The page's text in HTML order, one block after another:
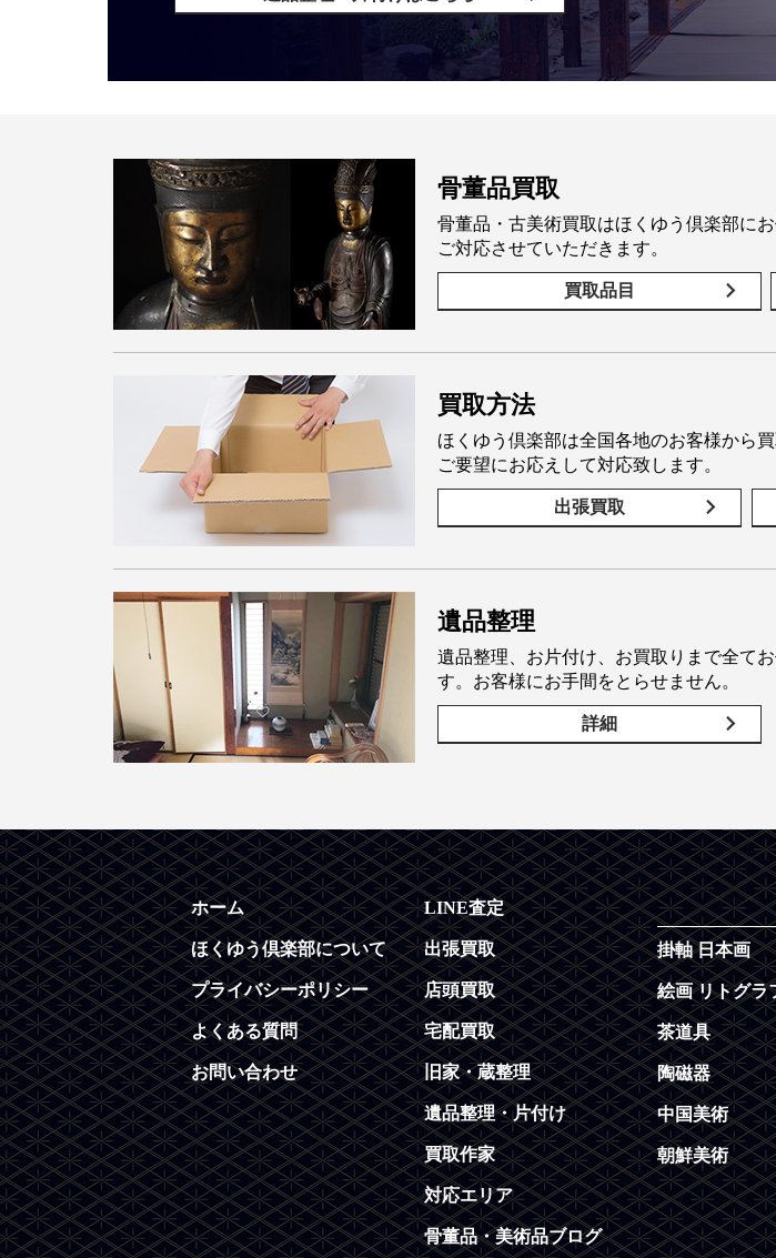
骨董品買取
骨董品・古美術買取はほくゆう倶楽部に
ご対応させていただきます。
買取品目
買取方法
ほくゆう倶楽部は全国各地のお客様から
ご要望にお応えして対応致します。
出張買取
遺品整理
遺品整理、お片付け、お買取りまで全て
す。お客様にお手間をとらせません。
詳細
ホーム
ほくゆう倶楽部について
プライバシーポリシー
よくある質問
お問い合わせ
LINE査定
出張買取
店頭買取
宅配買取
旧家・蔵整理
遺品整理・片付け
買取作家
対応エリア
骨董品・美術品ブログ
掛軸 日本画
絵画 リトグラ
茶道具
陶磁器
中国美術
朝鮮美術